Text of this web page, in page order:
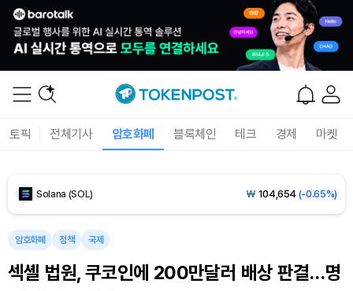
토픽 전체기사 암호화폐 블록체인 테크 경제 마켓
Tether USDt (USDT) ₩1,421(-0.02%)
Solana (SOL) ₩ 104,654 (-0.65%)
TRON (TRX)
Hyperliquid (HYPE) ₩79,568(-2.76%)
암호화폐 정책 국제
섹셸 법원, 쿠코인에 200만달러 배상 판결…명